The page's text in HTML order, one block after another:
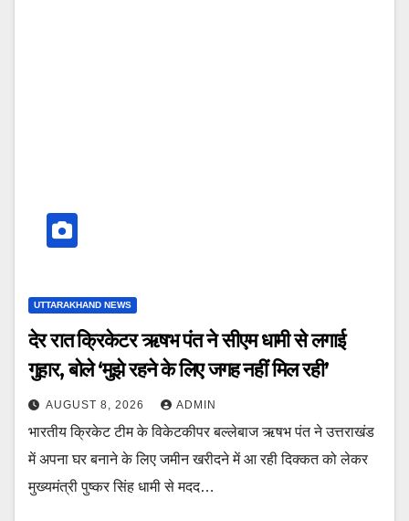
UTTARAKHAND NEWS
देर रात क्रिकेटर ऋषभ पंत ने सीएम धामी से लगाई
गुहार, बोले ‘मुझे रहने के लिए जगह नहीं मिल रही’
AUGUST 8, 2026 ADMIN
भारतीय क्रिकेट टीम के विकेटकीपर बल्लेबाज ऋषभ पंत ने उत्तराखंड
में अपना घर बनाने के लिए जमीन खरीदने में आ रही दिक्कत को लेकर
मुख्यमंत्री पुष्कर सिंह धामी से मदद…